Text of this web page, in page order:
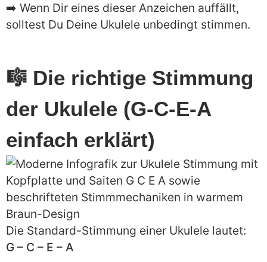
➡️ Wenn Dir eines dieser Anzeichen auffällt,
solltest Du Deine Ukulele unbedingt stimmen.
🎼 Die richtige Stimmung
der Ukulele (G-C-E-A
einfach erklärt)
Die Standard-Stimmung einer Ukulele lautet:
G – C – E – A